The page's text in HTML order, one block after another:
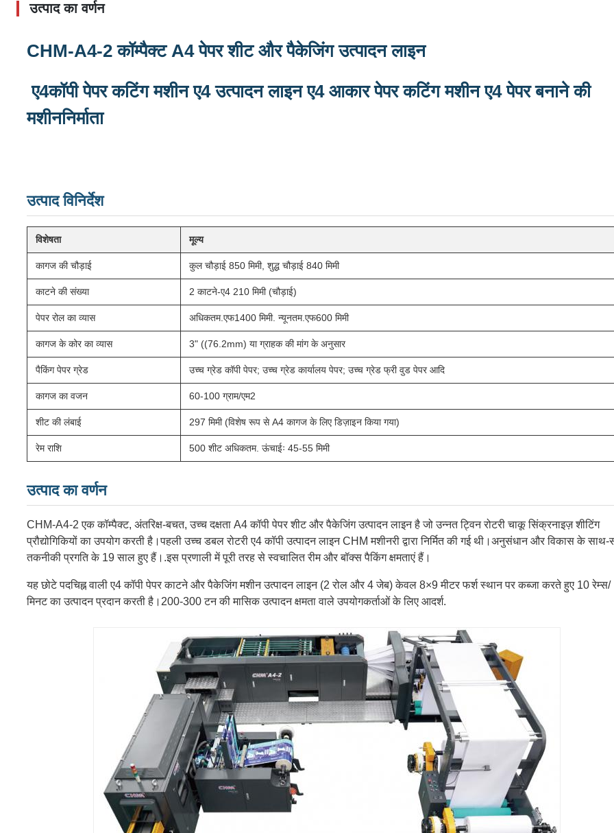
उत्पाद का वर्णन
CHM-A4-2 कॉम्पैक्ट A4 पेपर शीट और पैकेजिंग उत्पादन लाइन
ए4कॉपी पेपर कटिंग मशीन ए4 उत्पादन लाइन ए4 आकार पेपर कटिंग मशीन ए4 पेपर बनाने की
मशीननिर्माता
उत्पाद विनिर्देश
विशेषता मूल्य
कागज की चौड़ाई कुल चौड़ाई 850 मिमी, शुद्ध चौड़ाई 840 मिमी
काटने की संख्या 2 काटने-ए4 210 मिमी (चौड़ाई)
पेपर रोल का व्यास अधिकतम.एफ1400 मिमी. न्यूनतम.एफ600 मिमी
कागज के कोर का व्यास 3" ((76.2mm) या ग्राहक की मांग के अनुसार
पैकिंग पेपर ग्रेड उच्च ग्रेड कॉपी पेपर; उच्च ग्रेड कार्यालय पेपर; उच्च ग्रेड फ्री वुड पेपर आदि
कागज का वजन 60-100 ग्राम/एम2
शीट की लंबाई 297 मिमी (विशेष रूप से A4 कागज के लिए डिज़ाइन किया गया)
रेम राशि 500 शीट अधिकतम. ऊंचाईः 45-55 मिमी
उत्पाद का वर्णन
CHM-A4-2 एक कॉम्पैक्ट, अंतरिक्ष-बचत, उच्च दक्षता A4 कॉपी पेपर शीट और पैकेजिंग उत्पादन लाइन है जो उन्नत ट्विन रोटरी चाकू सिंक्रनाइज़ शीटिंग
प्रौद्योगिकियों का उपयोग करती है।पहली उच्च डबल रोटरी ए4 कॉपी उत्पादन लाइन CHM मशीनरी द्वारा निर्मित की गई थी।अनुसंधान और विकास के साथ-
तकनीकी प्रगति के 19 साल हुए हैं।.इस प्रणाली में पूरी तरह से स्वचालित रीम और बॉक्स पैकिंग क्षमताएं हैं।
यह छोटे पदचिह्न वाली ए4 कॉपी पेपर काटने और पैकेजिंग मशीन उत्पादन लाइन (2 रोल और 4 जेब) केवल 8×9 मीटर फर्श स्थान पर कब्जा करते हुए 10 रेम्स/
मिनट का उत्पादन प्रदान करती है।200-300 टन की मासिक उत्पादन क्षमता वाले उपयोगकर्ताओं के लिए आदर्श.